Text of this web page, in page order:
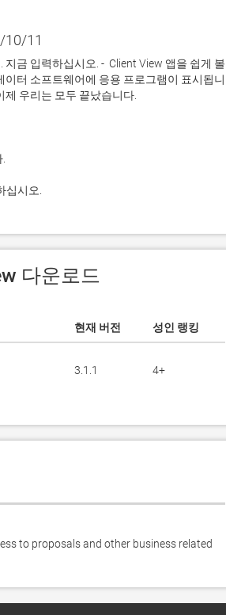
10/11
금 입력하십시오. -  Client View 앱을 쉽게 볼
터 소프트웨어에 응용 프로그램이 표시됩니
십시오.
다운로드
현재 버전 성인 랭킹
3.1.1 4+
to proposals and other business related